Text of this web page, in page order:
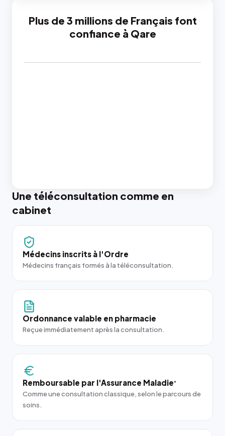
Plus de 3 millions de Français font
confiance à Qare
Une téléconsultation comme en
cabinet
Médecins inscrits à l'Ordre
Médecins français formés à la téléconsultation.
Ordonnance valable en pharmacie
Reçue immédiatement après la consultation.
Remboursable par l'Assurance Maladie*
Comme une consultation classique, selon le parcours de
soins.